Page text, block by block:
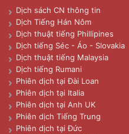
Dịch sách CN thông tin
Dịch Tiếng Hán Nôm
Dịch thuật tiếng Phillipines
Dịch tiếng Séc - Áo - Slovakia
Dịch thuật tiếng Malaysia
Dịch tiếng Rumani
Phiên dịch tại Đài Loan
Phiên dịch tại Italia
Phiên dịch tại Anh UK
Phiên dịch Tiếng Trung
Phiên dịch tại Đức